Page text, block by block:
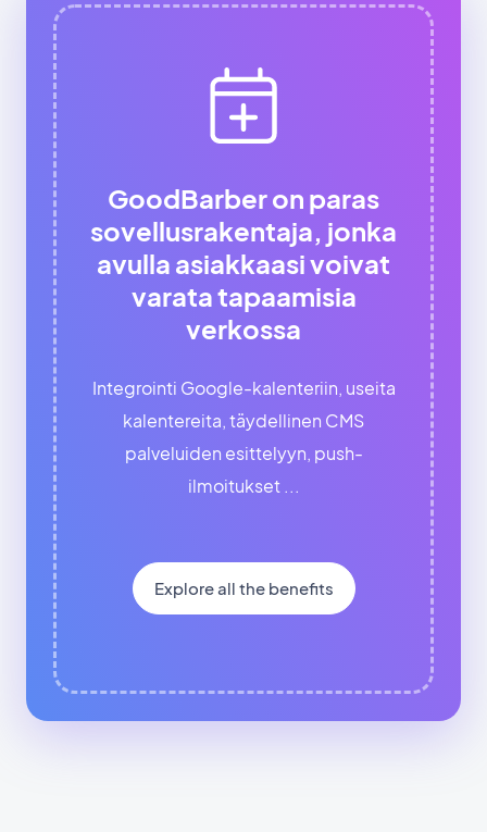
GoodBarber on paras
sovellusrakentaja, jonka
avulla asiakkaasi voivat
varata tapaamisia
verkossa
Integrointi Google-kalenteriin, useita
kalentereita, täydellinen CMS
palveluiden esittelyyn, push-
ilmoitukset ...
Explore all the benefits